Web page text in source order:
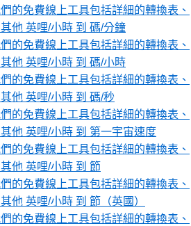
的免費線上工具包括詳細的轉換表、
他 英哩/小時 到 碼/分鐘
的免費線上工具包括詳細的轉換表、
他 英哩/小時 到 碼/小時
的免費線上工具包括詳細的轉換表、
他 英哩/小時 到 碼/秒
的免費線上工具包括詳細的轉換表、
他 英哩/小時 到 第一宇宙速度
的免費線上工具包括詳細的轉換表、
他 英哩/小時 到 節
的免費線上工具包括詳細的轉換表、
他 英哩/小時 到 節（英國）
的免費線上工具包括詳細的轉換表、